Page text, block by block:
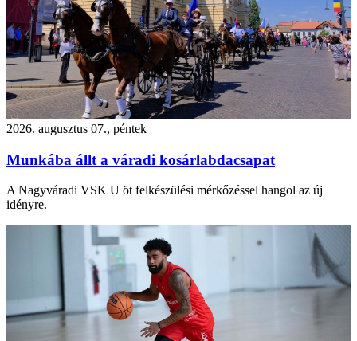
2026. augusztus 07., péntek
Munkába állt a váradi kosárlabdacsapat
A Nagyváradi VSK U öt felkészülési mérkőzéssel hangol az új
idényre.